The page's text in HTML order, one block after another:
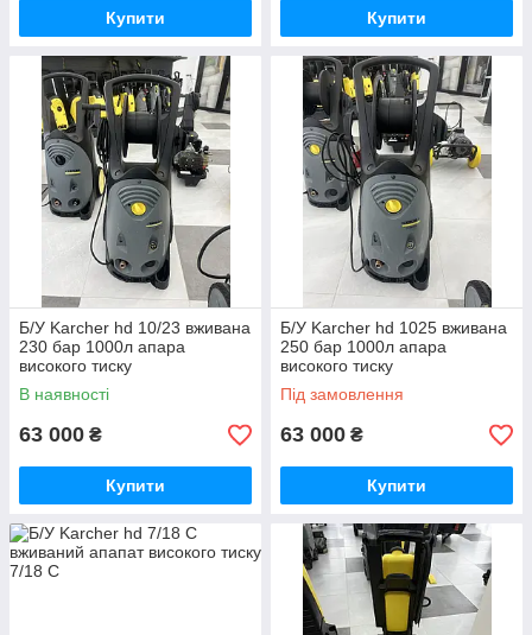
Купити Купити
Б/У Karcher hd 10/23 вживана
230 бар 1000л апара
високого тиску
В наявності
63 000 ₴
Купити
Б/У Karcher hd 1025 вживана
250 бар 1000л апара
високого тиску
Під замовлення
63 000 ₴
Купити